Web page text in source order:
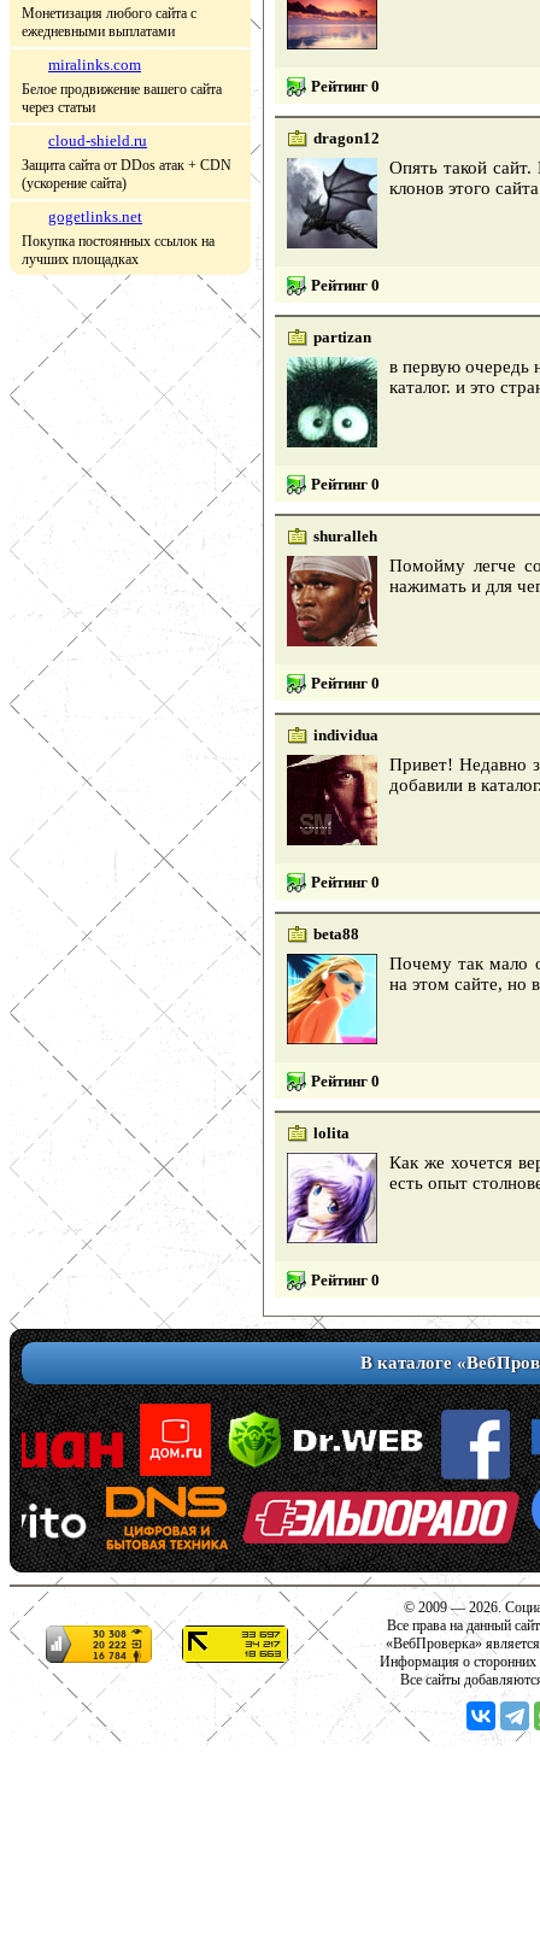
Монетизация любого сайта с
ежедневными выплатами
miralinks.com
Белое продвижение вашего сайта
через статьи
cloud-shield.ru
Защита сайта от DDos атак + CDN
(ускорение сайта)
gogetlinks.net
Покупка постоянных ссылок на
лучших площадках
Рейтинг 0
dragon12
Опять такой
клонов этого
Рейтинг 0
partizan
в первую очередь
каталог. и это
Рейтинг 0
shuralleh
Помойму легче
нажимать и для
Рейтинг 0
individua
Привет! Недавно
добавили в
Рейтинг 0
beta88
Почему так мало
на этом сайте, но
Рейтинг 0
lolita
Как же хочется
есть опыт
Рейтинг 0
В каталоге
© 2009 — 2026.
Все права на данный
«ВебПроверка»
Информация о сторонних
Все сайты